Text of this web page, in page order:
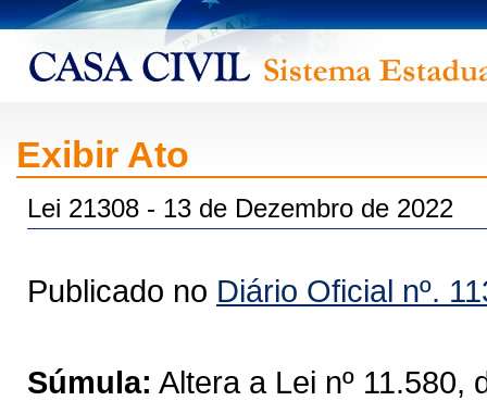
Exibir Ato
Lei 21308 - 13 de Dezembro de 2022
Publicado no Diário Oficial nº.
Súmula: Altera a Lei nº 11.580,